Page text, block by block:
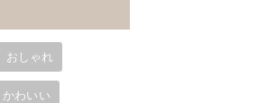
おしゃれ
かわいい